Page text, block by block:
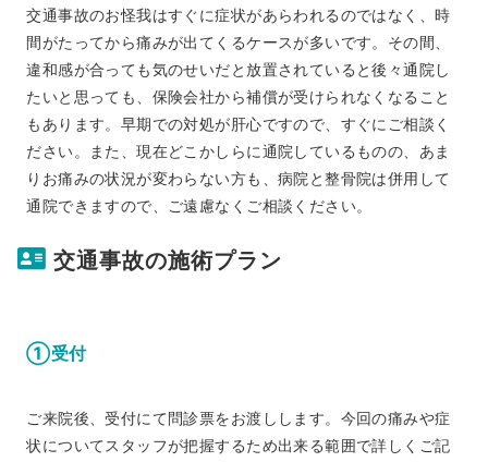
交通事故のお怪我はすぐに症状があらわれるのではなく、時
間がたってから痛みが出てくるケースが多いです。その間、
違和感が合っても気のせいだと放置されていると後々通院し
たいと思っても、保険会社から補償が受けられなくなること
もあります。早期での対処が肝心ですので、すぐにご相談く
ださい。また、現在どこかしらに通院しているものの、あま
りお痛みの状況が変わらない方も、病院と整骨院は併用して
通院できますので、ご遠慮なくご相談ください。
交通事故の施術プラン
①受付
ご来院後、受付にて問診票をお渡しします。今回の痛みや症
状についてスタッフが把握するため出来る範囲で詳しくご記